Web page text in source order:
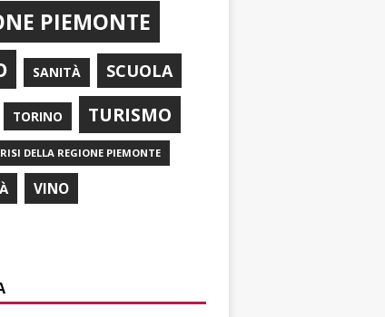
PIEMONTE
SANITÀ SCUOLA
TORINO TURISMO
DELLA REGIONE PIEMONTE
VINO